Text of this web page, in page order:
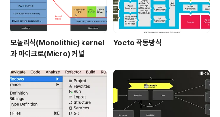
모놀리식(Monolithic) kernel
과 마이크로(Micro) 커널
Yocto 작동방식